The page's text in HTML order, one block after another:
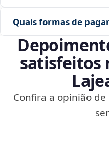
Quais formas de
satisfeitos
Confira a opinião